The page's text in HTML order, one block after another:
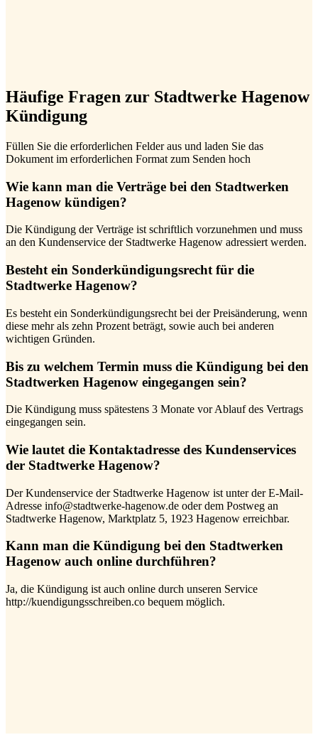
Häufige Fragen zur Stadtwerke Hagenow
Kündigung
Füllen Sie die erforderlichen Felder aus und laden Sie das
Dokument im erforderlichen Format zum Senden hoch
Wie kann man die Verträge bei den Stadtwerken
Hagenow kündigen?
Die Kündigung der Verträge ist schriftlich vorzunehmen und muss
an den Kundenservice der Stadtwerke Hagenow adressiert werden.
Besteht ein Sonderkündigungsrecht für die
Stadtwerke Hagenow?
Es besteht ein Sonderkündigungsrecht bei der Preisänderung, wenn
diese mehr als zehn Prozent beträgt, sowie auch bei anderen
wichtigen Gründen.
Bis zu welchem Termin muss die Kündigung bei den
Stadtwerken Hagenow eingegangen sein?
Die Kündigung muss spätestens 3 Monate vor Ablauf des Vertrags
eingegangen sein.
Wie lautet die Kontaktadresse des Kundenservices
der Stadtwerke Hagenow?
Der Kundenservice der Stadtwerke Hagenow ist unter der E-Mail-
Adresse info@stadtwerke-hagenow.de oder dem Postweg an
Stadtwerke Hagenow, Marktplatz 5, 1923 Hagenow erreichbar.
Kann man die Kündigung bei den Stadtwerken
Hagenow auch online durchführen?
Ja, die Kündigung ist auch online durch unseren Service
http://kuendigungsschreiben.co bequem möglich.